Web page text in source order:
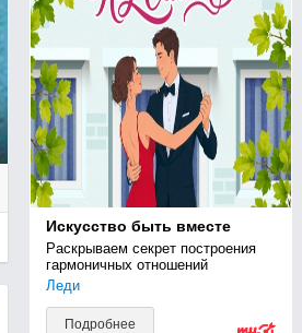
Искусство быть вместе
Раскрываем секрет построения
гармоничных отношений
Леди
Подробнее